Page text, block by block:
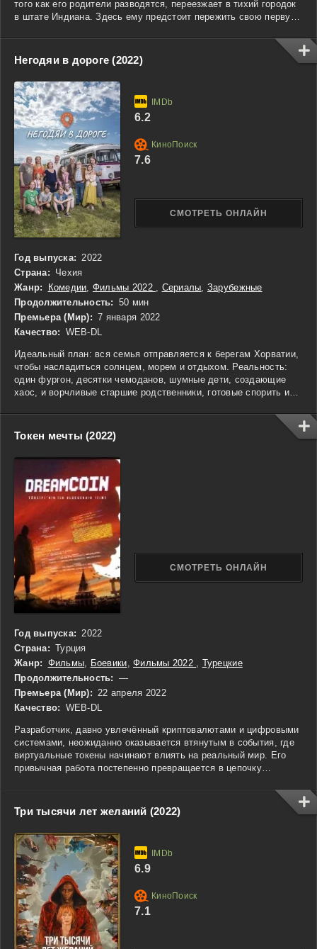
того как его родители разводятся, переезжает в тихий городок
в штате Индиана. Здесь ему предстоит пережить свою первую
отношения с окружающими. Однако у Эвана есть одна большая
цель — превратить свою бар-мицву в грандиозное событие,
которое запомнится всем. Он решает устроить настоящую
вечеринку, полную музыкальных номеров и сюрпризов. В этом
поиске поддержки ему помогают новые знакомые и верные
друзья, с которыми он учится преодолевать трудности
подросткового возраста и раскрывать свой внутренний
потенциал. Этот мюзикл о том, как важно не сдаваться и
всегда идти к своей мечте, несмотря на препятствия.
Негодяи в дороге (2022)
Год выпуска: 2022
Страна: Чехия
Жанр:
Комедии Фильмы 2022 Сериалы Зарубежные
Продолжительность: 50 мин
Премьера (Мир): 7 января 2022
Качество: WEB-DL
Идеальный план: вся семья отправляется к берегам Хорватии,
чтобы насладиться солнцем, морем и отдыхом. Реальность:
один фургон, десятки чемоданов, шумные дети, создающие
хаос, и ворчливые старшие родственники, готовые спорить из-
в череду комичных недоразумений, случайных происшествий и
неожиданных встреч, которые ставят под вопрос само понятие
«отпуск». Но чем сложнее путь, тем больше семья открывает
друг в друге, ведь такие испытания — это не только трудности,
но и возможность сблизиться. Яркая комедия о семейных
поездках, где каждый момент полон сюрпризов и ни на что не
похожих приключений.
СМОТРЕТЬ ОНЛАЙН
6.2
7.6
Токен мечты (2022)
Год выпуска: 2022
Страна: Турция
Жанр: Фильмы Боевики ,Фильмы 2022
Турецкие
Продолжительность: —
Премьера (Мир): 22 апреля 2022
Качество: WEB-DL
Разработчик, давно увлечённый криптовалютами и цифровыми
системами, неожиданно оказывается втянутым в события, где
виртуальные токены начинают влиять на реальный мир. Его
привычная работа постепенно превращается в цепочку
Исследуя скрытые механизмы платформы, он обнаруживает,
что за привычными цифровыми активами стоит система,
способная менять ход событий и судьбы людей. Чем глубже он
погружается в структуру, тем сильнее стирается граница
между технологией и реальностью, а каждое действие
приобретает непредсказуемый результат.
СМОТРЕТЬ ОНЛАЙН
Три тысячи лет желаний (2022)
6.9
7.1